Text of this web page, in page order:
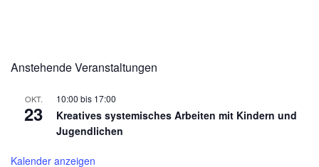
Anstehende Veranstaltungen
OKT.
23
10:00 bis 17:00
Kreatives systemisches Arbeiten mit Kindern und
Jugendlichen
Kalender anzeigen